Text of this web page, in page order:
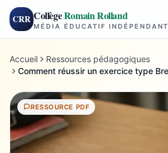
CRR CollègeRomain Rolland
MÉDIA ÉDUCATIF INDÉPENDANT
Accueil
Ressources pédagogiques
RESSOURCE PDF